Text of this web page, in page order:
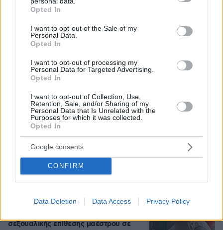
grant or deny consent to Google and its third-party tags to
use your data for below specified purposes in below Google
consent section.
Opted In
I want to opt-out of the Sale of my
Personal Data.
Opted In
I want to opt-out of processing my
Personal Data for Targeted Advertising.
Opted In
I want to opt-out of Collection, Use,
Retention, Sale, and/or Sharing of my
Personal Data that Is Unrelated with the
Purposes for which it was collected.
Opted In
Google consents
CONFIRM
Data Deletion Data Access Privacy Policy
χρόνο από τον θάνατο της Λένας Σαμαρά
07.08.2026, 10:26
«Δεν το πιστεύουμε», λένε οι
Αμερικανοί που υιοθέτησαν τον
Αφγανό στη Λέσβο - Η αρχική εκδοχή
για το φονικό στην Κυψέλη και η
σιωπή στην απολογία
07.08.2026, 07:19 252
σεξουαλικής επίθεσης μαέστρου σε